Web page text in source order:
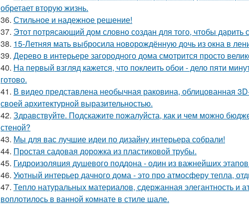
обретает вторую жизнь.
36. Стильное и надежное решение!
37. Этот потрясающий дом словно создан для того, чтобы
38. 15-Летняя мать выбросила новорождённую дочь из окна в
39. Дерево в интерьере загородного дома смотрится просто
40. На первый взгляд кажется, что поклеить обои - дело пяти
готово.
41. В видео представлена необычная раковина, облицованная
своей архитектурной выразительностью.
42. Здравствуйте. Подскажите пожалуйста, как и чем можно
стеной?
43. Мы для вас лучшие идеи по дизайну интерьера собрали!
44. Простая садовая дорожка из пластиковой трубы.
45. Гидроизоляция душевого поддона - один из важнейших
46. Уютный интерьер дачного дома - это про атмосферу тепла,
47. Тепло натуральных материалов, сдержанная элегантность и
воплотилось в ванной комнате в стиле шале.